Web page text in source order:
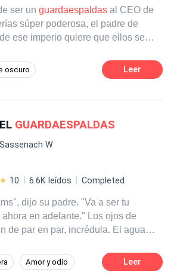
ser unguardaespaldas al CEO de
súper poderosa, el padre de
ese imperio quiere que ellos se
el amor? ¿Los enemigos del
oscuro
De Odio al Amor
Leer
EL GUARDAESPALDAS
Sassenach W
10 6.6K leídos Completed
"Este es Asher Adams", dijo su padre. "Va a ser tu
en adelante." Los ojos de
de par en par, incrédula. El agua
Comenzó a toser y tardó unos
Amor y odio Leer